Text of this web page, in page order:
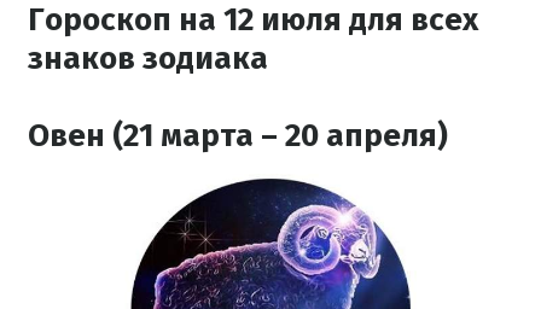
Гороскоп на 12 июля для всех
знаков зодиака
Овен (21 марта – 20 апреля)